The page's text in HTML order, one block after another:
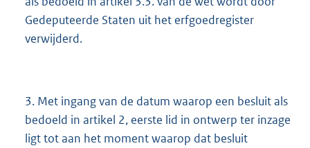
Gedeputeerde Staten uit het erfgoedregister
verwijderd.
3. Met ingang van de datum waarop een besluit als
bedoeld in artikel 2, eerste lid in ontwerp ter inzage
ligt tot aan het moment waarop dat besluit